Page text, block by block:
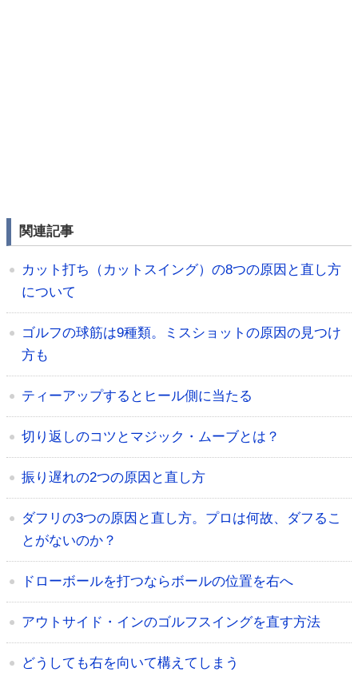
関連記事
カット打ち（カットスイング）の8つの原因と直し方
について
ゴルフの球筋は9種類。ミスショットの原因の見つけ
方も
ティーアップするとヒール側に当たる
切り返しのコツとマジック・ムーブとは？
振り遅れの2つの原因と直し方
ダフリの3つの原因と直し方。プロは何故、ダフるこ
とがないのか？
ドローボールを打つならボールの位置を右へ
アウトサイド・インのゴルフスイングを直す方法
どうしても右を向いて構えてしまう